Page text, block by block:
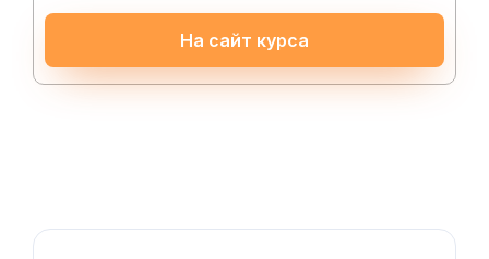
На сайт курса